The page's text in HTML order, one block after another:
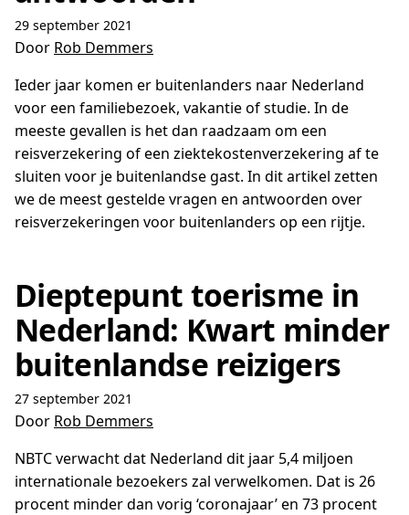
29 september 2021
Door Rob Demmers
Ieder jaar komen er buitenlanders naar Nederland
voor een familiebezoek, vakantie of studie. In de
meeste gevallen is het dan raadzaam om een
reisverzekering of een ziektekostenverzekering af te
sluiten voor je buitenlandse gast. In dit artikel zetten
we de meest gestelde vragen en antwoorden over
reisverzekeringen voor buitenlanders op een rijtje.
Dieptepunt toerisme in
Nederland: Kwart minder
buitenlandse reizigers
27 september 2021
Door Rob Demmers
NBTC verwacht dat Nederland dit jaar 5,4 miljoen
internationale bezoekers zal verwelkomen. Dat is 26
procent minder dan vorig ‘coronajaar’ en 73 procent